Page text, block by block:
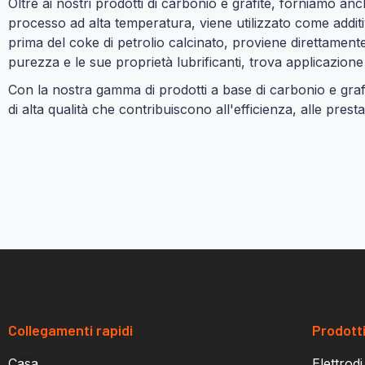
Oltre ai nostri prodotti di carbonio e grafite, forniamo
processo ad alta temperatura, viene utilizzato come
prima del coke di petrolio calcinato, proviene
purezza e le sue proprietà lubrificanti, trova
Con la nostra gamma di prodotti a base di carbonio e
di alta qualità che contribuiscono all'efficienza, alle
Collegamenti rapidi